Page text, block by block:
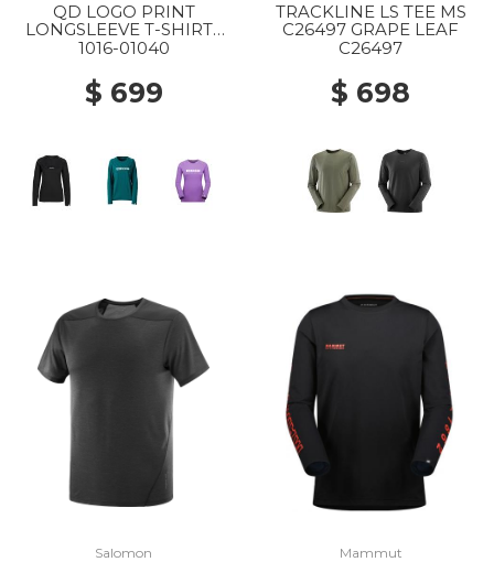
QD LOGO PRINT
LONGSLEEVE T-SHIRTS
AF WS 00253 BLACK
1016-01040
$ 699
TRACKLINE LS TEE MS
C26497 GRAPE LEAF
C26497
$ 698
Salomon Mammut